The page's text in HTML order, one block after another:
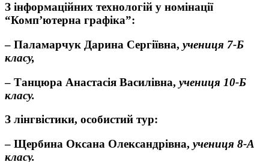
З інформаційних технологій у номінації
“Комп’ютерна графіка”:
– Паламарчук Дарина Сергіївна, учениця 7-Б
класу,
– Танцюра Анастасія Василівна, учениця 10-Б
класу.
З лінгвістики, особистий тур:
– Щербина Оксана Олександрівна, учениця 8-А
класу.